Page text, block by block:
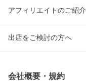
アフィリエイトのご紹介
出店をご検討の方へ
会社概要・規約